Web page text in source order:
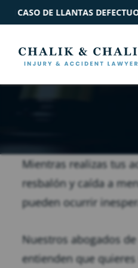
LAS MARCAS BRIDGESTONE Y
Mientras realizas tus
resbalón y caída a
pueden ocurrir
Nuestros abogados
entienden que